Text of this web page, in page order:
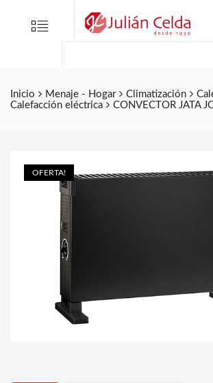
Menu
Inicio Menaje - Hogar Climatización
Calefacción eléctrica
CONVECTOR JATA
OFERTA!
Folletos
Contacto